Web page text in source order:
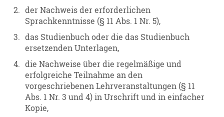
2. der Nachweis der erforderlichen
Sprachkenntnisse (§ 11 Abs. 1 Nr. 5),
3. das Studienbuch oder die das Studienbuch
ersetzenden Unterlagen,
4. die Nachweise über die regelmäßige und
erfolgreiche Teilnahme an den
vorgeschriebenen Lehrveranstaltungen (§ 11
Abs. 1 Nr. 3 und 4) in Urschrift und in einfacher
Kopie,